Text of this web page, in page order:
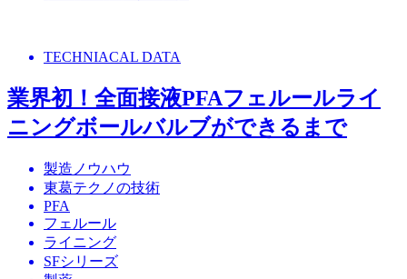
TECHNIACAL DATA
業界初！全面接液PFAフェルールライ
ニングボールバルブができるまで
製造ノウハウ
東葛テクノの技術
PFA
フェルール
ライニング
SFシリーズ